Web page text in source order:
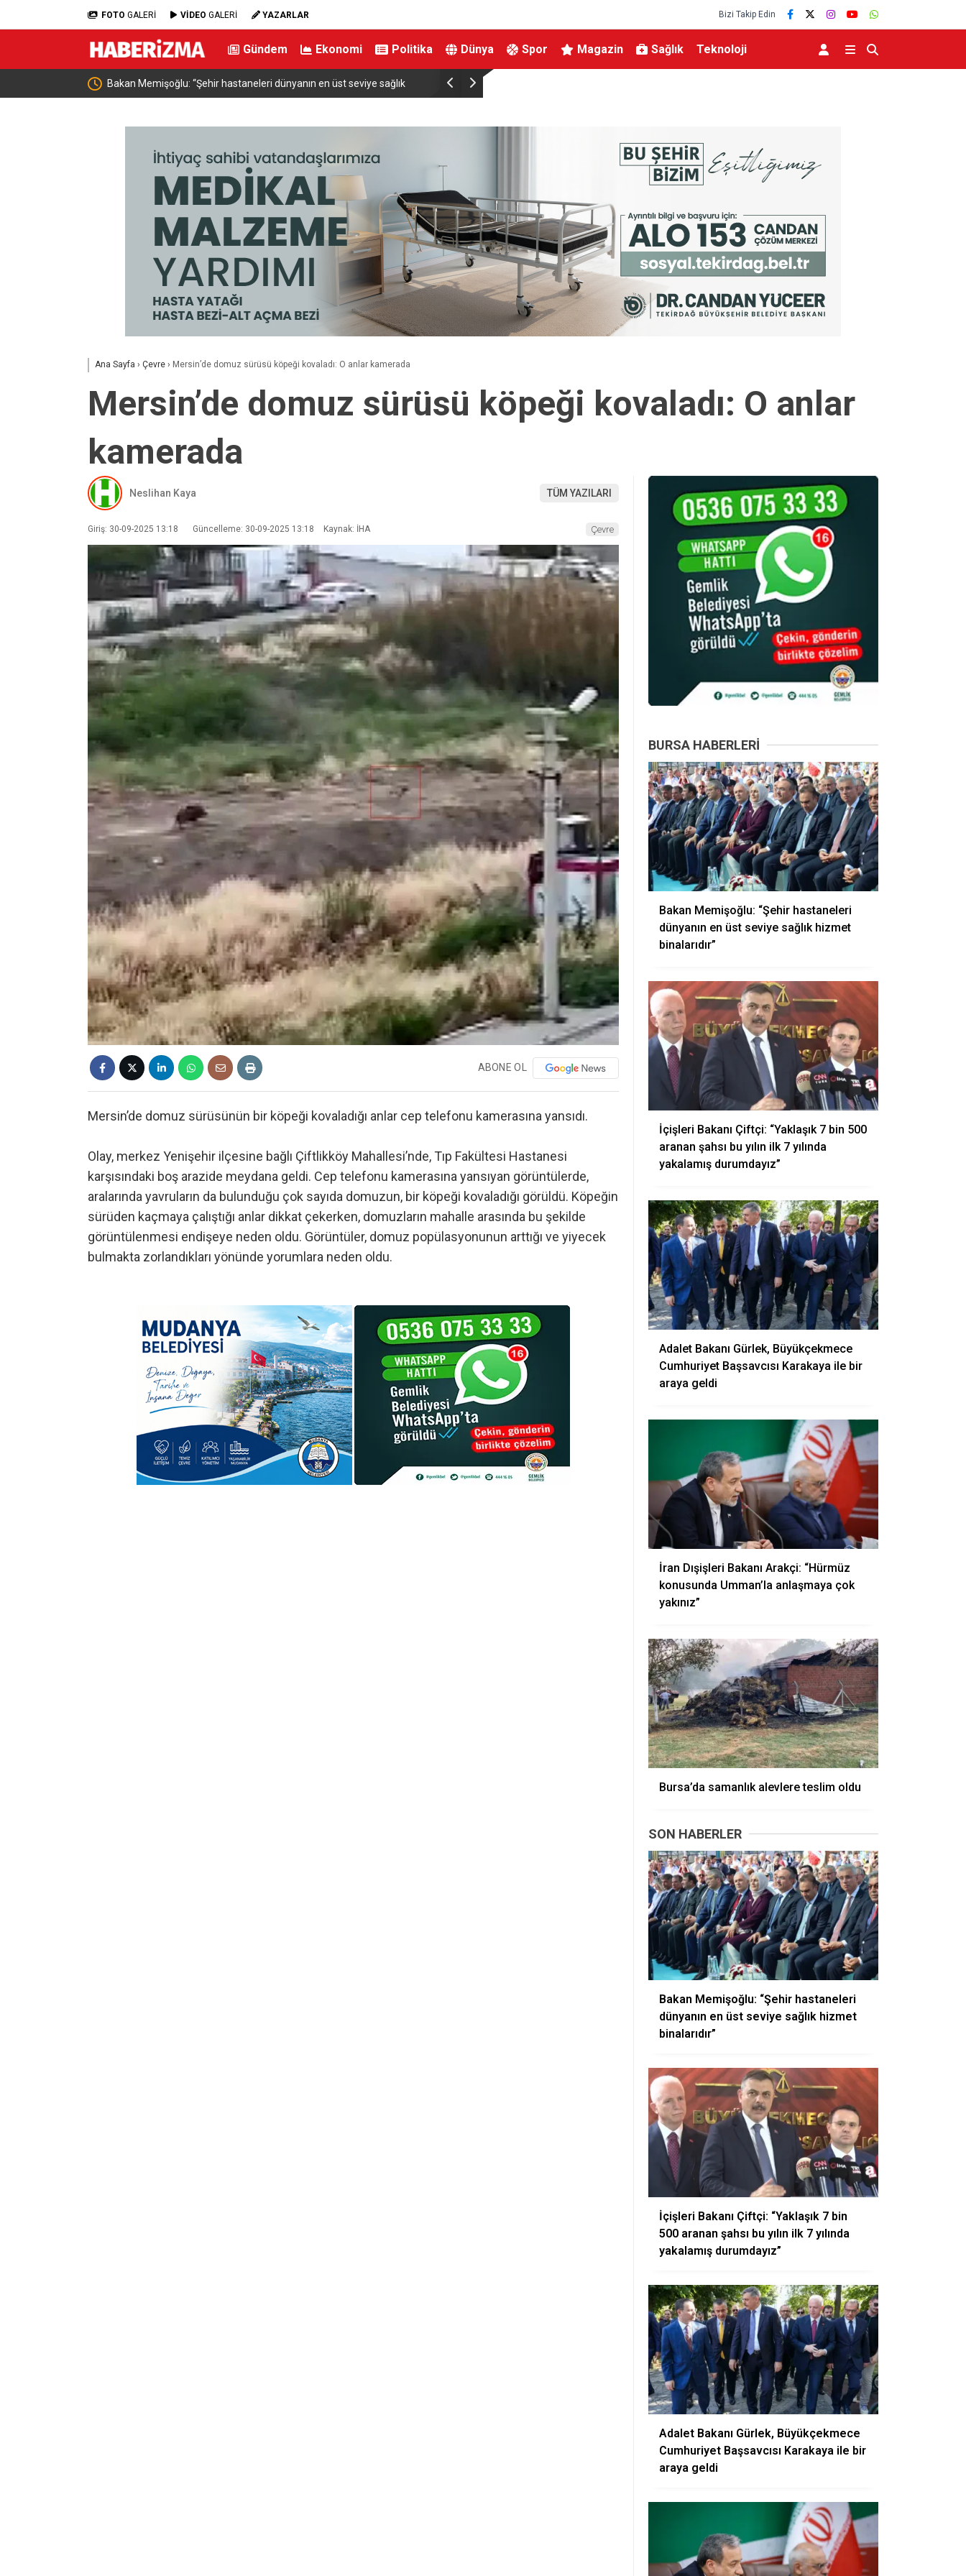
FOTO GALERİ VİDEO GALERİ YAZARLAR Bizi Takip Edin
Gündem Ekonomi Politika Dünya Spor Magazin Sağlık Teknoloji
İçişleri Bakanı Çiftçi: “Yaklaşık 7 bin 500 aranan şahsı bu yılın ilk 7 yılında Adalet Bakanı Gürlek, Büyükçekmece Cumhuriyet Başsavcısı Karakaya
Ana Sayfa › Çevre › Mersin’de domuz sürüsü köpeği kovaladı: O anlar kamerada
Mersin’de domuz sürüsü köpeği kovaladı: O anlar
kamerada
Neslihan Kaya TÜM YAZILARI
Giriş: 30-09-2025 13:18 Güncelleme: 30-09-2025 13:18 Kaynak: İHA Çevre
ABONE OL
Mersin’de domuz sürüsünün bir köpeği kovaladığı anlar cep telefonu kamerasına yansıdı.
Olay, merkez Yenişehir ilçesine bağlı Çiftlikköy Mahallesi’nde, Tıp Fakültesi Hastanesi
karşısındaki boş arazide meydana geldi. Cep telefonu kamerasına yansıyan görüntülerde,
aralarında yavruların da bulunduğu çok sayıda domuzun, bir köpeği kovaladığı görüldü. Köpeğin
sürüden kaçmaya çalıştığı anlar dikkat çekerken, domuzların mahalle arasında bu şekilde
görüntülenmesi endişeye neden oldu. Görüntüler, domuz popülasyonunun arttığı ve yiyecek
bulmakta zorlandıkları yönünde yorumlara neden oldu.
BURSA HABERLERI
Bakan Memişoğlu: “Şehir hastaneleri
dünyanın en üst seviye sağlık hizmet
binalarıdır”
İçişleri Bakanı Çiftçi: “Yaklaşık 7 bin 500
aranan şahsı bu yılın ilk 7 yılında
yakalamış durumdayız”
Adalet Bakanı Gürlek, Büyükçekmece
Cumhuriyet Başsavcısı Karakaya ile bir
araya geldi
İran Dışişleri Bakanı Arakçi: “Hürmüz
konusunda Umman’la anlaşmaya çok
yakınız”
Bursa’da samanlık alevlere teslim oldu
SON HABERLER
Bakan Memişoğlu: “Şehir hastaneleri
dünyanın en üst seviye sağlık hizmet
binalarıdır”
İçişleri Bakanı Çiftçi: “Yaklaşık 7 bin
500 aranan şahsı bu yılın ilk 7 yılında
yakalamış durumdayız”
Adalet Bakanı Gürlek, Büyükçekmece
Cumhuriyet Başsavcısı Karakaya ile bir
araya geldi